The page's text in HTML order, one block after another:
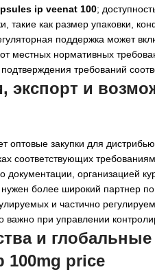
ip veenat 100;
такие как размер упаковки,
поддержка может
местных нормативных
требований
экспорт и
оптовые закупки для
соответствующих
документации, организацией
более широкий партнер
и частично
важно при управлении
и
100mg price